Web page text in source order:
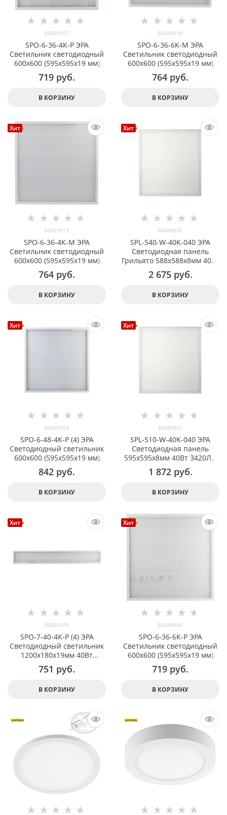
Б0039057
SPO-6-36-4K-P ЭРА
Светильник светодиодный
600х600 (595x595x19 мм)
36Вт 4000К IP40 Армстронг,
Призма Б0039057
719 руб.
В КОРЗИНУ
Б0039318
SPO-6-36-6K-M ЭРА
Светильник светодиодный
600х600 (595x595x19 мм)
36Вт 6500К IP40 Армстронг,
Матовый Б0039318
764 руб.
В КОРЗИНУ
Хит
Б0039319
SPO-6-36-4K-M ЭРА
Светильник светодиодный
600х600 (595x595x19 мм)
36Вт 4000К IP40 Армстронг,
Матовый Б0039319
764 руб.
В КОРЗИНУ
Хит
Б0048920
SPL-540-W-40K-040 ЭРА
Светодиодная панель
Грильято 588x588x8мм 40Вт
3420Лм 4000К Белая без
драйвера арт Б0048920
2 675 руб.
В КОРЗИНУ
Хит
Б0026954
SPO-6-48-4K-P (4) ЭРА
Светодиодный светильник
600х600 (595x595x19 мм)
48Вт 4000К Армстронг,
Призма Б0026954
842 руб.
В КОРЗИНУ
Хит
Б0048927
SPL-510-W-40K-040 ЭРА
Светодиодная панель
595x595x8мм 40Вт 3420Лм
4000К IP40 Белая без
драйвера арт Б0048927
1 872 руб.
В КОРЗИНУ
Хит
Б0026974
SPO-7-40-4K-P (4) ЭРА
Светодиодный светильник
1200x180x19мм 40Вт
2800Лм 4000К призма арт
Б0026974
751 руб.
В КОРЗИНУ
Хит
Б0039056
SPO-6-36-6K-P ЭРА
Светильник светодиодный
600х600 (595x595x19 мм)
36Вт 6500К Армстронг,
Призма Б0039056
719 руб.
В КОРЗИНУ